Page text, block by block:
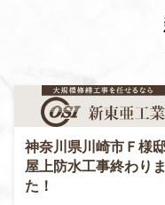
神奈川県川崎市Ｆ様
屋上防水工事終わり
た！